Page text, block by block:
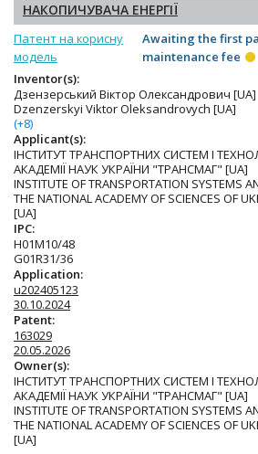
НАКОПИЧУВАЧА ЕНЕРГІЇ
Патент на корисну
модель
Awaiting the first
maintenance fee
Inventor(s):
Дзензерський Віктор Олександрович [UA]
Dzenzerskyi Viktor Oleksandrovych [UA]
(+8)
Applicant(s):
ІНСТИТУТ ТРАНСПОРТНИХ СИСТЕМ І
АКАДЕМІЇ НАУК УКРАЇНИ "ТРАНСМАГ" [UA]
INSTITUTE OF TRANSPORTATION SYSTEMS
THE NATIONAL ACADEMY OF SCIENCES OF
[UA]
IPC:
H01M10/48
G01R31/36
Application:
u202405123
30.10.2024
Patent:
163029
20.05.2026
Owner(s):
ІНСТИТУТ ТРАНСПОРТНИХ СИСТЕМ І
АКАДЕМІЇ НАУК УКРАЇНИ "ТРАНСМАГ" [UA]
INSTITUTE OF TRANSPORTATION SYSTEMS
THE NATIONAL ACADEMY OF SCIENCES OF
[UA]